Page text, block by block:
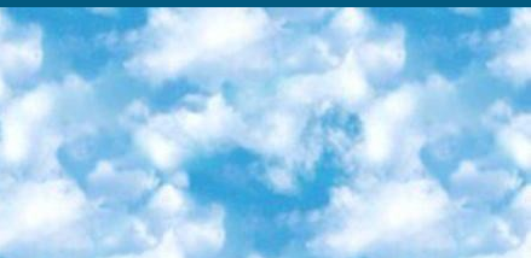
читать онлайн или скачивать целиком в PDF-формате. Проект нацелен на популяризацию науки за счёт открытого доступа к качественной информации. 6. «ПостНаука» На этом ресурсе публикуют подборки видеолекций, составленные экспертами из разных отраслей и объединённые общими темами. Среди них, к примеру, есть серии «Биоинформатика и геномика», «Культура средневековой Скандинавии» и Cinema Studies о теории кино. Каждая подборка лекций — логически связанная история, рассказанная экспертом от первого лица. Кроме того, на сайте появляются научно-образовательные статьи и тесты на разные темы. 7. «Newочём» Команда проекта «Newочём» отбирает самые интересные тексты из англоязычных СМИ и переводит те из них, за которые голосуют участники сообщества «ВКонтакте». По большей части это научно-популярные статьи. Редакторы придумывают лишь заголовки, в остальном содержание переводов соответствует оригиналам. Полные тексты можно читать прямо в социальной сети. 8. InternetUrok Онлайн-база материалов по основным дисциплинам школьной программы. Информация на сайте структурирована по классам, предметам и темам (урокам). Каждый урок состоит из видеолекций и конспектов. Есть также интерактивные тренажёры и тесты для закрепления пройденного материала. Даже если вы давно окончили школу, возможность повторить программу старших классов всегда может пригодиться. 9. Edutainme Ещё один ресурс об образовании. В отличие от Newtonew, как мне кажется, Edutainme больше ориентируется на представителей индустрии: педагогов, предпринимателей, разработчиков образовательных проектов. Но и любой, кто просто стремится к саморазвитию, найдёт на сайте много полезного и интересного для себя. Например, информацию о новых курсах и образовательных сервисах. 10. Newtonew Онлайн-медиа об образовании и обучении в широком смысле. Авторы Newtonew пишут об инструментах, заведениях, тактиках и стратегиях, которые помогают учить других и получать новые знания самостоятельно. На этой площадке вы найдёте новости, обзоры, аналитические мат